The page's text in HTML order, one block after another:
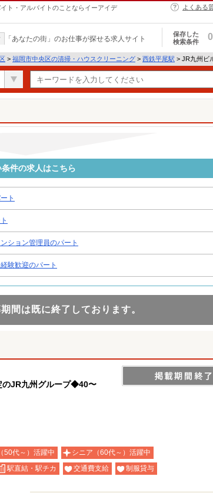
ト・アルバイトのことならイーアイデ
よくある
「あなたの街」のお仕事が探せる求人サイト
保存した
検索条件
0
> 福岡市中央区の清掃・ハウスクリーニング > 西鉄平尾駅 > JR九州ビ
件の求人はこちら
ト
ション管理員のパート
験歓迎のパート
間は既に終了しております。
のJR九州グループ◆40〜
50代～）活躍中
シニア（60代～）活躍中
駅直結・駅チカ 交通費支給 制服貸与